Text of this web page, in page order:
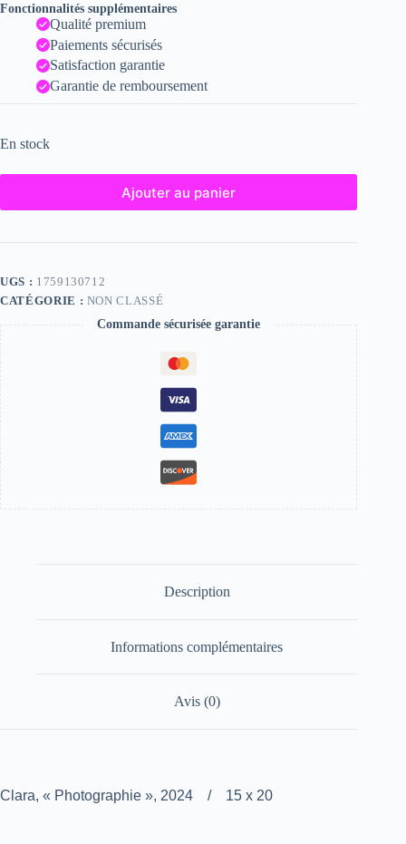
Fonctionnalités supplémentaires
Qualité premium
Paiements sécurisés
Satisfaction garantie
Garantie de remboursement
En stock
Ajouter au panier
UGS : 1759130712
CATÉGORIE : NON CLASSÉ
Commande sécurisée garantie
Description
Informations complémentaires
Avis (0)
Clara, « Photographie », 2024 / 15 x 20